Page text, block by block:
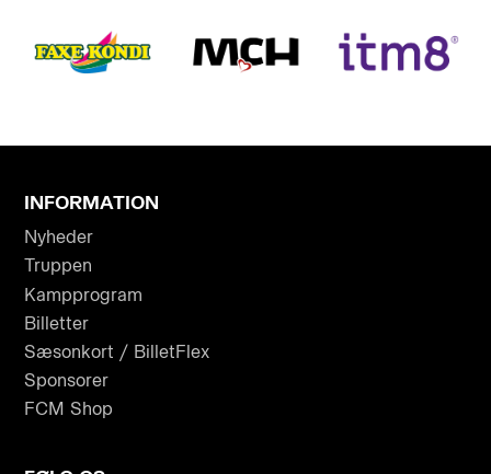
INFORMATION
Nyheder
Truppen
Kampprogram
Billetter
Sæsonkort / BilletFlex
Sponsorer
FCM Shop